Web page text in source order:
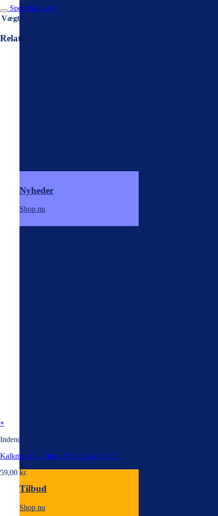
Nyheder
Shop nu
Tilbud
Shop nu
Specifikationer
Vægt
Relaterede varer
+
Indendørs
Kalkmaling – Dusty Turquoise 100 ml.
59,00 kr.